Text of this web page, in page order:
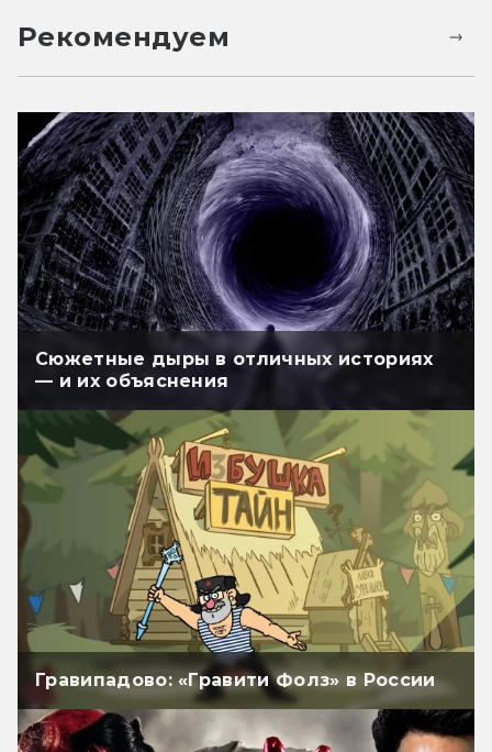
Рекомендуем
Сюжетные дыры в отличных историях
— и их объяснения
Гравипадово: «Гравити Фолз» в России